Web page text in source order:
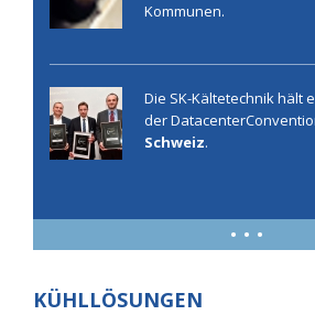
Kommunen.
Die SK-Kältetechnik hält
der
Schweiz.
• • •
KÜHLLÖSUNGEN